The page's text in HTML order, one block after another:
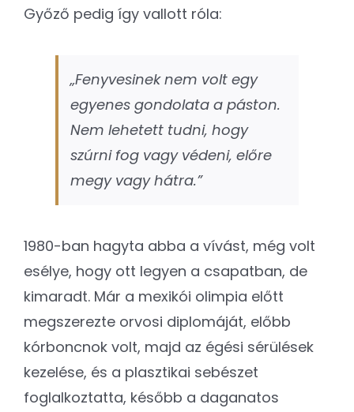
Győző pedig így vallott róla:
„Fenyvesinek nem volt egy
egyenes gondolata a páston.
Nem lehetett tudni, hogy
szúrni fog vagy védeni, előre
megy vagy hátra.”
1980-ban hagyta abba a vívást, még volt
esélye, hogy ott legyen a csapatban, de
kimaradt. Már a mexikói olimpia előtt
megszerezte orvosi diplomáját, előbb
kórboncnok volt, majd az égési sérülések
kezelése, és a plasztikai sebészet
foglalkoztatta, később a daganatos